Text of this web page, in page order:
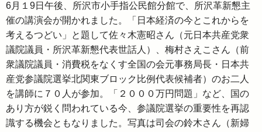
6月１9日午後、所沢市小手指公民館分館で、所沢革新懇主
催の講演会が開かれました。「日本経済の今とこれからを
考えるつどい」と題して佐々木憲昭さん（元日本共産党衆
議院議員・所沢革新懇代表世話人）、梅村さえこさん（前
衆議院議員・消費税をなくす全国の会元事務局長・日本共
産党参議院選挙北関東ブロック比例代表候補者）のお二人
を講師に７０人が参加。「２０００万円問題」など、国の
あり方が鋭く問われている今、参議院選挙の重要性を再認
識する機会ともなりました。写真は司会の鈴木さん（新婦